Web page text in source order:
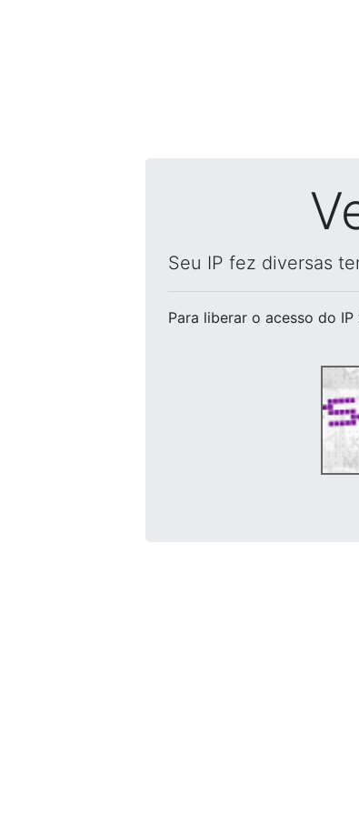
Seu IP fez diversas
Para liberar o acesso do IP